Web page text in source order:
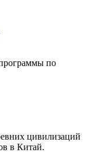
по
цивилизаций
в Китай.